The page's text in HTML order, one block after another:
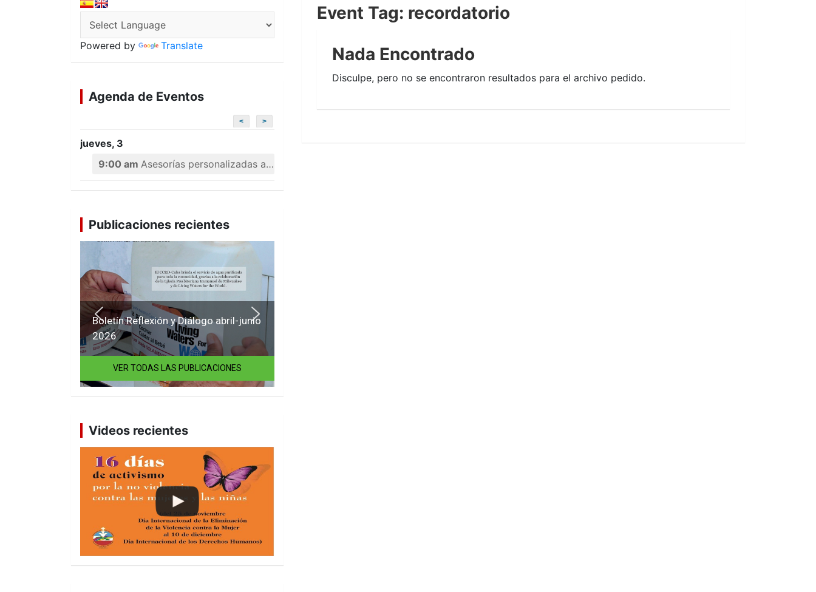
Event Tag: recordatorio
Nada Encontrado
Disculpe, pero no se encontraron resultados para el archivo pedido.
Powered by Translate
Agenda de Eventos
< >
jueves, 3
9:00 am Asesorías personalizadas a emprendedores
Publicaciones recientes
Boletín Reflexión y Diálogo abril-junio
2026
VER TODAS LAS PUBLICACIONES
Videos recientes